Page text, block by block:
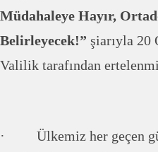
Müdahaleye Hayır,
Belirleyecek!” şiarıyla 20
Valilik tarafından
· Ülkemiz her geçen gün